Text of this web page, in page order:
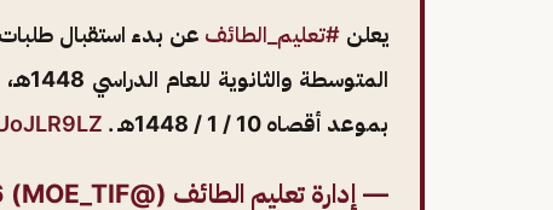
يعلن ⁧ #تعليم_الطائف عن بدء استقبال
بموعد أقصاه 10 / 1 / 1448هـ .
— إدارة تعليم الطائف (@MOE_TIF)